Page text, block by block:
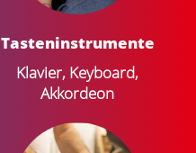
Tasten­instrumente
Klavier, Keyboard,
Akkordeon